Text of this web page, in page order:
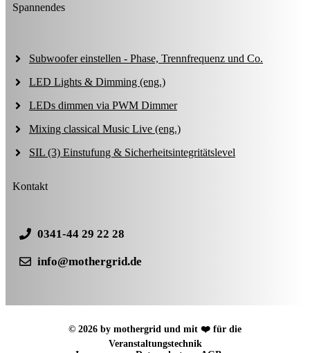
Spannendes
Subwoofer einstellen - Phase, Trennfrequenz und Co.
LED Lights & Dimming (eng.)
LEDs dimmen via PWM Dimmer
Mixing classical Music Live (eng.)
SIL (3) Einstufung & Sicherheitsintegritätslevel
Kontakt
0341-44 29 22 28
info@mothergrid.de
© 2026 by mothergrid und mit ❤️ für die
Veranstaltungstechnik